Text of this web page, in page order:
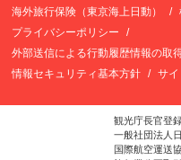
海外旅行保険（東京海上日動）
プライバシーポリシー
外部送信による行動履歴情報の取
情報セキュリティ基本方針
サ
観光庁長官登
一般社団法人
国際航空運送